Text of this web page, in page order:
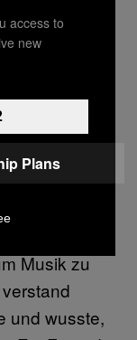
aus dem
kam
dass
Musik zu
und wusste,
access to
new
Plans